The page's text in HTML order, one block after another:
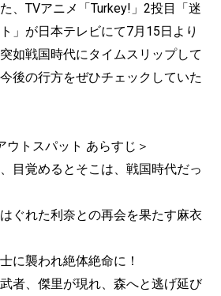
、TVアニメ「Turkey!」2投目「迷
」が日本テレビにて7月15日より
如戦国時代にタイムスリップして
後の行方をぜひチェックしていた
ウトスパット あらすじ＞
目覚めるとそこは、戦国時代だっ
ぐれた利奈との再会を果たす麻衣
に襲われ絶体絶命に！
者、傑里が現れ、森へと逃げ延び